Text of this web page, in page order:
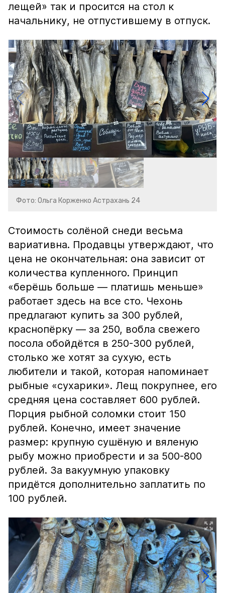
лещей» так и просится на стол к
начальнику, не отпустившему в отпуск.
Фото: Ольга Корженко Астрахань 24
Стоимость солёной снеди весьма
вариативна. Продавцы утверждают, что
цена не окончательная: она зависит от
количества купленного. Принцип
«берёшь больше — платишь меньше»
работает здесь на все сто. Чехонь
предлагают купить за 300 рублей,
краснопёрку — за 250, вобла свежего
посола обойдётся в 250-300 рублей,
столько же хотят за сухую, есть
любители и такой, которая напоминает
рыбные «сухарики». Лещ покрупнее, его
средняя цена составляет 600 рублей.
Порция рыбной соломки стоит 150
рублей. Конечно, имеет значение
размер: крупную сушёную и вяленую
рыбу можно приобрести и за 500-800
рублей. За вакуумную упаковку
придётся дополнительно заплатить по
100 рублей.